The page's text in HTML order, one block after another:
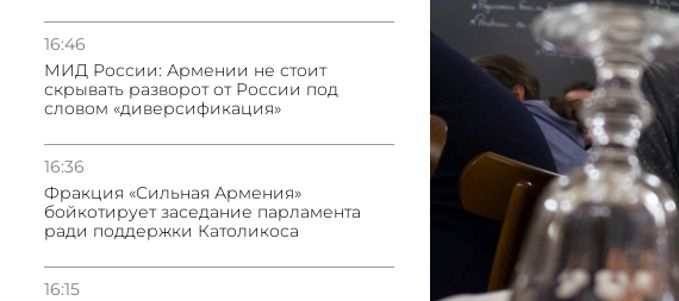
16:46
МИД России: Армении не стоит
скрывать разворот от России под
словом «диверсификация»
16:36
Фракция «Сильная Армения»
бойкотирует заседание парламента
ради поддержки Католикоса
16:15